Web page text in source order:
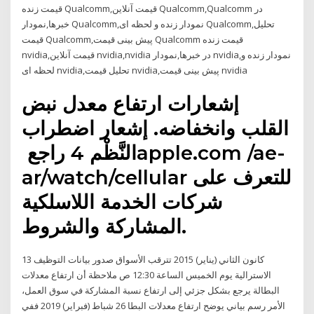
قیمت زنده Qualcomm,قیمت آنلاین Qualcomm,Qualcomm در
خبرها,نمودار Qualcomm,نمودار زنده و لحظه ای Qualcomm,تحلیل
قیمت Qualcomm,پیش بینی قیمت Qualcomm قیمت زنده
nvidia,قیمت آنلاین nvidia,nvidia در خبرها,نمودار nvidia,نمودار زنده و
لحظه ای nvidia,تحلیل قیمت nvidia,پیش بینی قیمت nvidia
إشعارات ارتفاع معدل نبض
القلب وانخفاضه. إشعار اضطراب
النَّظْم 4 راجع ‏apple.com /ae-
ar/watch/cellular ‏للتعرف على
شركات الخدمة اللاسلكية
المشاركة والشروط.
13 كانون الثاني (يناير) 2015 تترقب الأسواق صدور بيانات التوظيف
الاسترالية يوم الخميس الساعة 12:30 ص ملاحظة أن ارتفاع معدلات
البطالة يرجع بشكل جزئي إلى ارتفاع نسبة المشاركة في سوق العمل،
الأمر رسم بياني يوضح ارتفاع معدلات البطا 26 شباط (فبراير) 2019 ففي